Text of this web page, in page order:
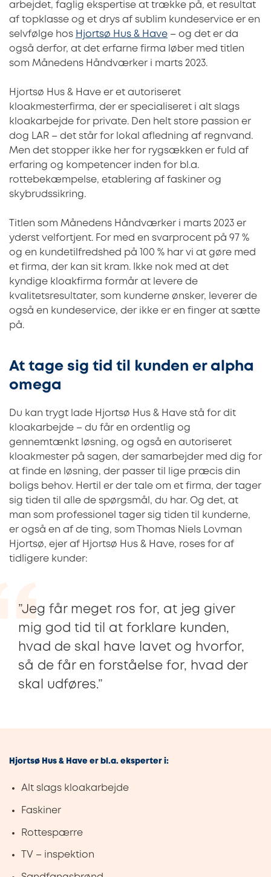
arbejdet, faglig ekspertise at trække på, et resultat
af topklasse og et drys af sublim kundeservice er en
selvfølge hos Hjortsø Hus & Have – og det er da
også derfor, at det erfarne firma løber med titlen
som Månedens Håndværker i marts 2023.
Hjortsø Hus & Have er et autoriseret
kloakmesterfirma, der er specialiseret i alt slags
kloakarbejde for private. Den helt store passion er
dog LAR – det står for lokal afledning af regnvand.
Men det stopper ikke her for rygsækken er fuld af
erfaring og kompetencer inden for bl.a.
rottebekæmpelse, etablering af faskiner og
skybrudssikring.
Titlen som Månedens Håndværker i marts 2023 er
yderst velfortjent. For med en svarprocent på 97 %
og en kundetilfredshed på 100 % har vi at gøre med
et firma, der kan sit kram. Ikke nok med at det
kyndige kloakfirma formår at levere de
kvalitetsresultater, som kunderne ønsker, leverer de
også en kundeservice, der ikke er en finger at sætte
på.
At tage sig tid til kunden er alpha
omega
Du kan trygt lade Hjortsø Hus & Have stå for dit
kloakarbejde – du får en ordentlig og
gennemtænkt løsning, og også en autoriseret
kloakmester på sagen, der samarbejder med dig for
at finde en løsning, der passer til lige præcis din
boligs behov. Hertil er der tale om et firma, der tager
sig tiden til alle de spørgsmål, du har. Og det, at
man som professionel tager sig tiden til kunderne,
er også en af de ting, som Thomas Niels Lovman
Hjortsø, ejer af Hjortsø Hus & Have, roses for af
tidligere kunder:
”Jeg får meget ros for, at jeg giver
mig god tid til at forklare kunden,
hvad de skal have lavet og hvorfor,
så de får en forståelse for, hvad der
skal udføres.”
Hjortsø Hus & Have er bl.a. eksperter i:
Alt slags kloakarbejde
Faskiner
Rottespærre
TV – inspektion